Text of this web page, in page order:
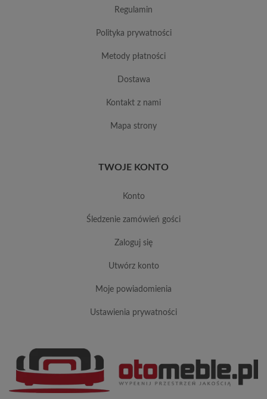
regulamin
polityka prywatności
metody płatności
dostawa
kontakt z nami
mapa strony
TWOJE KONTO
konto
śledzenie zamówień gości
zaloguj się
utwórz konto
moje powiadomienia
ustawienia prywatności